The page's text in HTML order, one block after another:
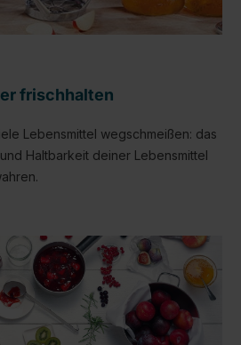
frischhalten
Lebensmittel wegschmeißen: das
Haltbarkeit deiner Lebensmittel